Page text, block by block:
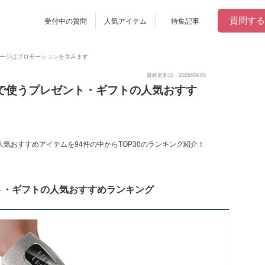
受付中の質問 人気アイテム 特集記事 質問する
ジはプロモーションを含みます
最終更新日：2026/08/05
使うプレゼント・ギフトの人気おすす
おすすめアイテムを94件の中からTOP30のランキング紹介！
ギフトの人気おすすめランキング